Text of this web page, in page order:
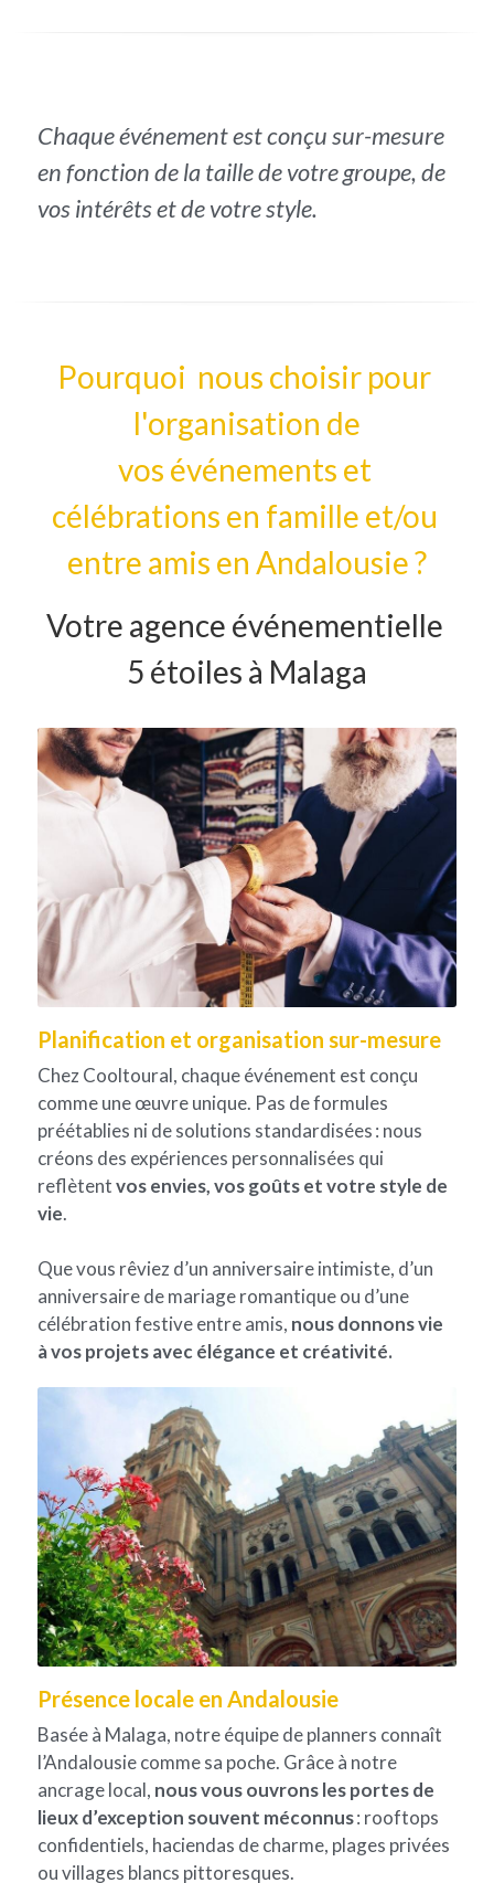
Chaque événement est conçu sur-mesure
en fonction de la taille de votre groupe, de
vos intérêts et de votre style.
Pourquoi  nous choisir pour
l'organisation de
vos événements et
célébrations en famille et/ou
entre amis en Andalousie ?
Votre agence événementielle
5 étoiles à Malaga
Planification et organisation sur-mesure
Chez Cooltoural, chaque événement est conçu
comme une œuvre unique. Pas de formules
préétablies ni de solutions standardisées : nous
créons des expériences personnalisées qui
reflètent vos envies, vos goûts et votre style de
vie.
Que vous rêviez d’un anniversaire intimiste, d’un
anniversaire de mariage romantique ou d’une
célébration festive entre amis, nous donnons vie
à vos projets avec élégance et créativité.
Présence locale en Andalousie
Basée à Malaga, notre équipe de planners connaît
l’Andalousie comme sa poche. Grâce à notre
ancrage local, nous vous ouvrons les portes de
lieux d’exception souvent méconnus : rooftops
confidentiels, haciendas de charme, plages privées
ou villages blancs pittoresques.